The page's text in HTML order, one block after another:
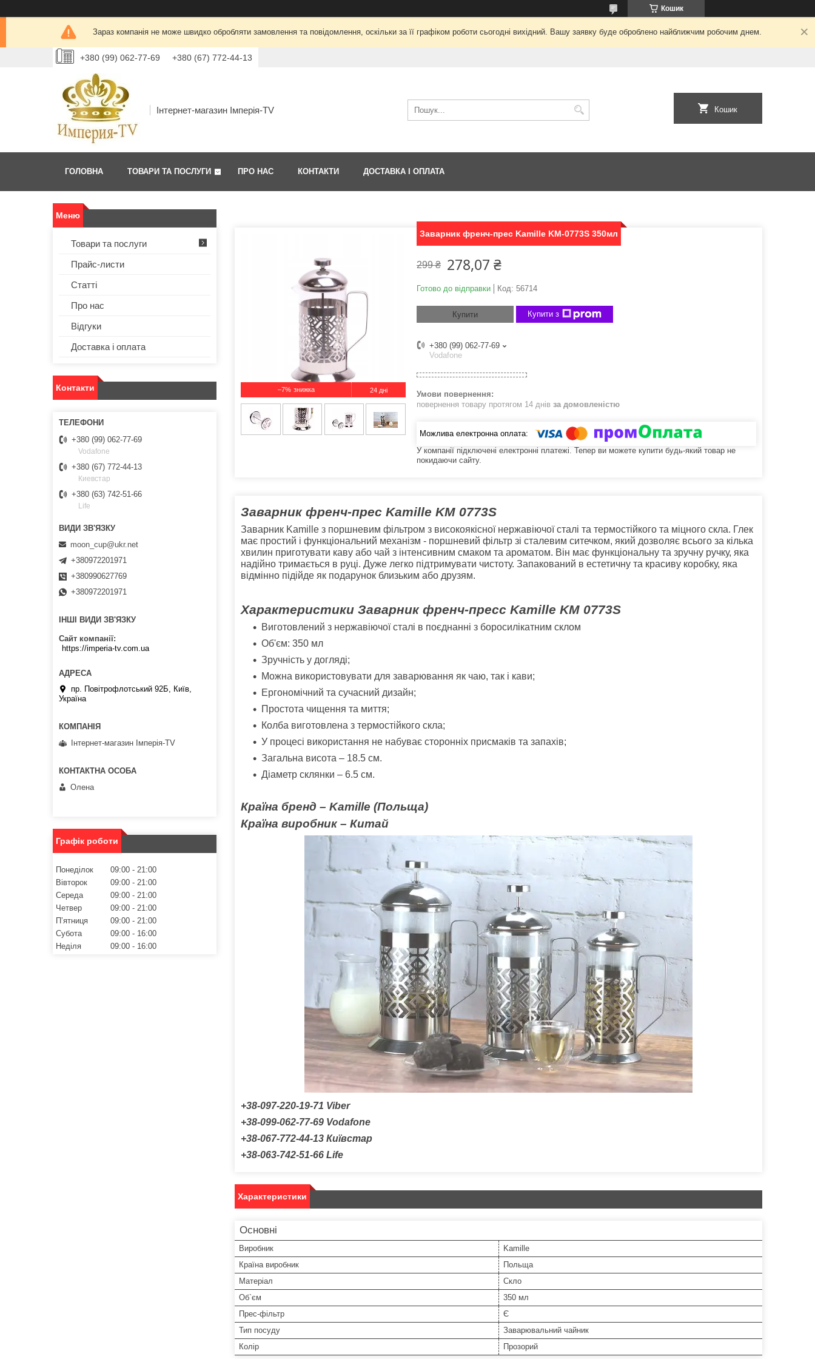
Кошик
Зараз компанія не може швидко обробляти замовлення та повідомлення, оскільки за її графіком роботи сьогодні вихідний. Вашу заявку буде оброблено найближчим робочим днем.
+380 (99) 062-77-69 +380 (67) 772-44-13
Інтернет-магазин Імперія-TV Кошик
ГОЛОВНА ТОВАРИ ТА ПОСЛУГИ ПРО НАС КОНТАКТИ ДОСТАВКА І ОПЛАТА
–7% 24 дні
Заварник френч-прес Kamille KM-0773S 350мл
299 ₴ 278,07 ₴
Готово до відправки Код: 56714
Купити Купити з
+380 (99) 062-77-69
Vodafone
повернення товару протягом 14 днів за домовленістю
У компанії підключені електронні платежі. Тепер ви можете купити будь-який товар не
покидаючи сайту.
Заварник френч-прес Kamille KM 0773S
Заварник Kamille з поршневим фільтром з високоякісної нержавіючої сталі та термостійкого та міцного скла. Глек
має простий і функціональний механізм - поршневий фільтр зі сталевим ситечком, який дозволяє всього за кілька
хвилин приготувати каву або чай з інтенсивним смаком та ароматом. Він має функціональну та зручну ручку, яка
надійно тримається в руці. Дуже легко підтримувати чистоту. Запакований в естетичну та красиву коробку, яка
відмінно підійде як подарунок близьким або друзям.
Характеристики Заварник френч-пресс Kamille KM 0773S
Виготовлений з нержавіючої сталі в поєднанні з боросилікатним склом
Об'єм: 350 мл
Зручність у догляді;
Можна використовувати для заварювання як чаю, так і кави;
Ергономічний та сучасний дизайн;
Простота чищення та миття;
Колба виготовлена з термостійкого скла;
У процесі використання не набуває сторонніх присмаків та запахів;
Загальна висота – 18.5 см.
Діаметр склянки – 6.5 см.
Країна бренд – Kamille (Польща)
Країна виробник – Китай
+38-097-220-19-71 Viber
+38-099-062-77-69 Vodafone
+38-067-772-44-13 Київстар
+38-063-742-51-66 Life
Характеристики
Основні
Виробник
Kamille
Країна виробник
Польща
Матеріал
Скло
Об`єм
350 мл
Прес-фільтр
Є
Тип посуду
Заварювальний чайник
Колір
Прозорий
Товари та послуги
Прайс-листи
Статті
Про нас
Відгуки
Доставка і оплата
Контакти
+380 (99) 062-77-69
Vodafone
+380 (67) 772-44-13
Киевстар
+380 (63) 742-51-66
Life
moon_cup@ukr.net
+380972201971
+380990627769
+380972201971
ІНШІ ВИДИ ЗВ'ЯЗКУ
Сайт компанії
https://imperia-tv.com.ua
пр. Повітрофлотський 92Б, Київ,
Україна
Інтернет-магазин Імперія-TV
Олена
Графік роботи
Понеділок 09:00
21:00
Вівторок
09:00
21:00
Середа
09:00
21:00
Четвер
09:00
21:00
Пʼятниця
09:00
21:00
Субота
09:00
16:00
Неділя
09:00 16:00